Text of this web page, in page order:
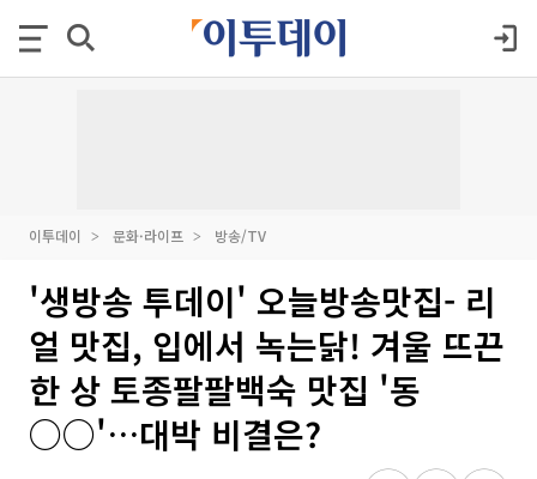
이투데이 문화·라이프 방송/TV
'생방송 투데이' 오늘방송맛집- 리
얼 맛집, 입에서 녹는닭! 겨울 뜨끈
한 상 토종팔팔백숙 맛집 '동
○○'…대박 비결은?